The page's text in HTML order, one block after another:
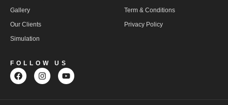
Gallery
Our Clients
Simulation
Term & Conditions
Privacy Policy
FOLLOW US